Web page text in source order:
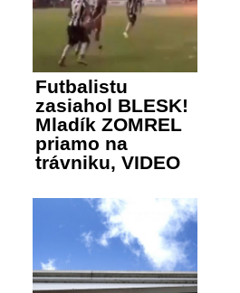
Futbalistu
zasiahol BLESK!
Mladík ZOMREL
priamo na
trávniku, VIDEO